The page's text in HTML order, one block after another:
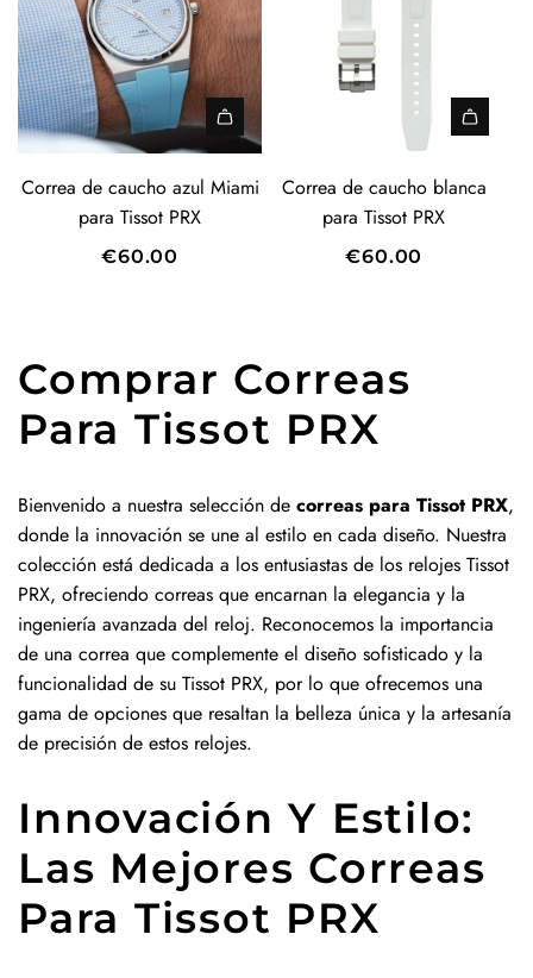
Correa de caucho azul Miami
para Tissot PRX
€60.00
Correa de caucho blanca
para Tissot PRX
€60.00
Comprar Correas
Para Tissot PRX
Bienvenido a nuestra selección de correas para Tissot PRX,
donde la innovación se une al estilo en cada diseño. Nuestra
colección está dedicada a los entusiastas de los relojes Tissot
PRX, ofreciendo correas que encarnan la elegancia y la
ingeniería avanzada del reloj. Reconocemos la importancia
de una correa que complemente el diseño sofisticado y la
funcionalidad de su Tissot PRX, por lo que ofrecemos una
gama de opciones que resaltan la belleza única y la artesanía
de precisión de estos relojes.
Innovación Y Estilo:
Las Mejores Correas
Para Tissot PRX